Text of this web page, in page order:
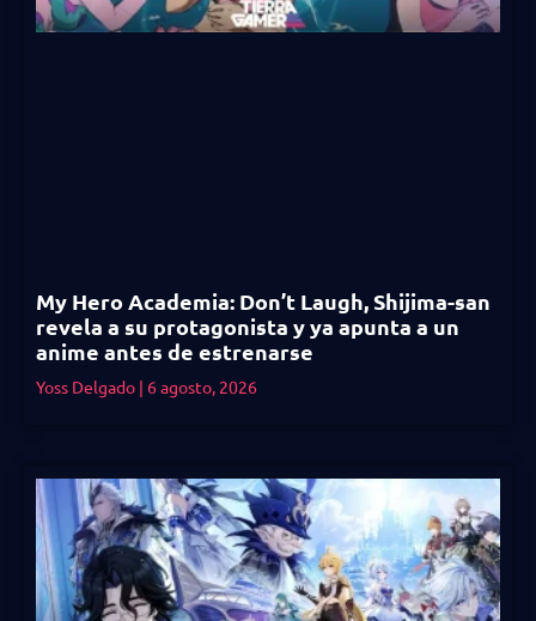
My Hero Academia: Don’t Laugh, Shijima-san
revela a su protagonista y ya apunta a un
anime antes de estrenarse
Yoss Delgado 6 agosto, 2026